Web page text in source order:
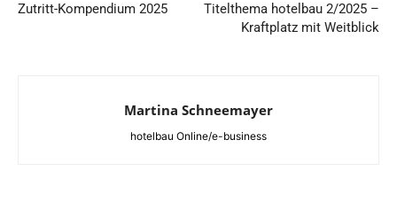
Zutritt-Kompendium 2025
Titelthema hotelbau 2/2025 –
Kraftplatz mit Weitblick
Martina Schneemayer
hotelbau Online/e-business